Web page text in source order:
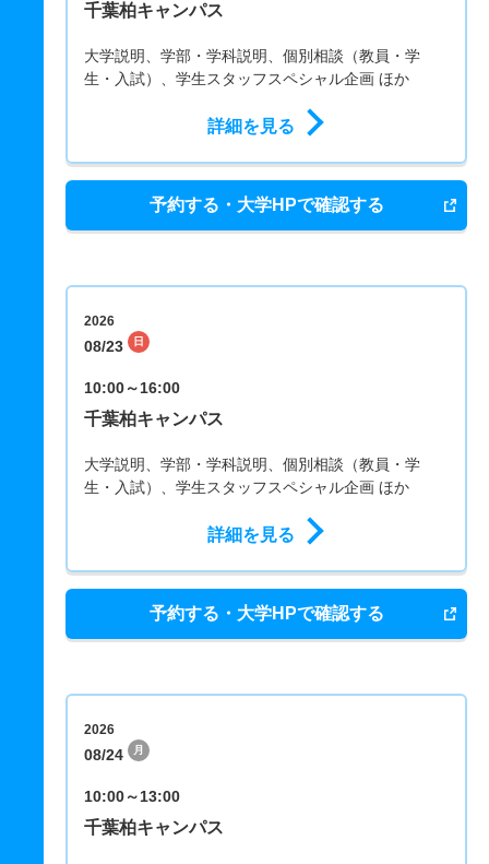
千葉柏キャンパス
大学説明、学部・学科説明、個別相談（教員・学
生・入試）、学生スタッフスペシャル企画 ほか
詳細を見る
予約する・大学HPで確認する
2026
08/23 日
10:00～16:00
千葉柏キャンパス
大学説明、学部・学科説明、個別相談（教員・学
生・入試）、学生スタッフスペシャル企画 ほか
詳細を見る
予約する・大学HPで確認する
2026
08/24 月
10:00～13:00
千葉柏キャンパス